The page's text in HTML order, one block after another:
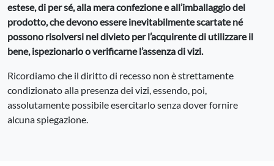
estese, di per sé, alla mera confezione e all’imballaggio del
prodotto, che devono essere inevitabilmente scartate né
possono risolversi nel divieto per l’acquirente di utilizzare il
bene, ispezionarlo o verificarne l’assenza di vizi.
Ricordiamo che il diritto di recesso non è strettamente
condizionato alla presenza dei vizi, essendo, poi,
assolutamente possibile esercitarlo senza dover fornire
alcuna spiegazione.